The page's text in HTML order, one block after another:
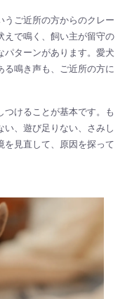
うご近所の方からのクレー
えで鳴く、飼い主が留守の
パターンがあります。愛犬
る鳴き声も、ご近所の方に
つけることが基本です。も
い、遊び足りない、さみし
を見直して、原因を探って